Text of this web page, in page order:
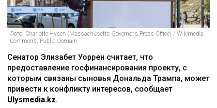
Фото: Charlotte Hysen (Massachusetts Governor’s Press Office) / Wikimedia
Commons, Public Domain
Сенатор Элизабет Уоррен считает, что
предоставление госфинансирования проекту, с
которым связаны сыновья Дональда Трампа, может
привести к конфликту интересов, сообщает
Ulysmedia.kz.